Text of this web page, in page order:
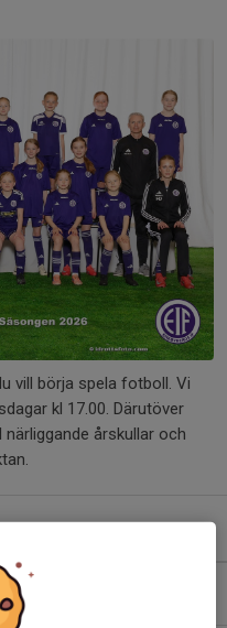
vill börja spela fotboll. Vi
kl 17.00. Därutöver
årskullar och